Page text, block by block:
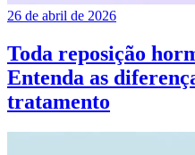
26 de abril de 2026
Toda reposição
Entenda as
tratamento